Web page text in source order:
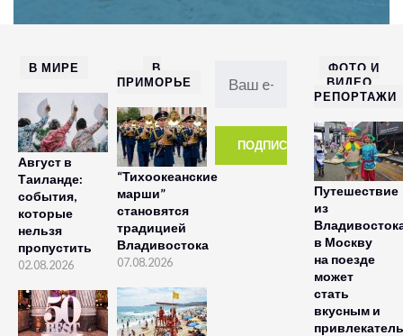
В МИРЕ
Август в
Таиланде:
события,
которые
нельзя
пропустить
02.08.2026
В
ПРИМОРЬЕ
“Тихоокеанские
марши”
становятся
традицией
Владивостока
07.08.2026
ФОТО И
ВИДЕО
РЕПОРТАЖИ
Путешествие
из
в Москву
на поезде
может
стать
вкусным и